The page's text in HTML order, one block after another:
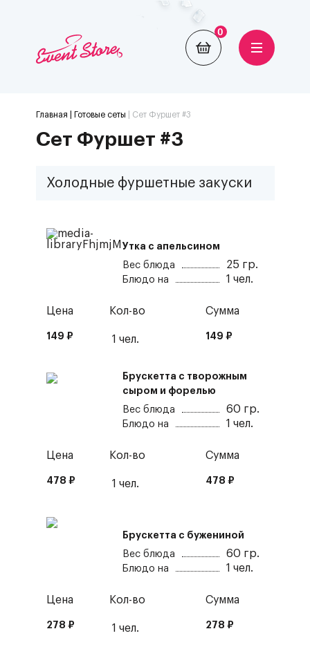
0
Главная | Готовые сеты Cет Фуршет #3
Cет Фуршет #3
Холодные фуршетные закуски
Утка с апельсином
Вес блюда
25 гр.
Блюдо на 1 чел.
Цена
149 ₽
Кол-во
1 чел.
Сумма
149 ₽
Брускетта с творожным
сыром и форелью
Вес блюда
60 гр.
Блюдо на 1 чел.
Цена
478 ₽
Кол-во
1 чел.
Сумма
478 ₽
Брускетта с бужениной
Вес блюда
60 гр.
Блюдо на 1 чел.
Цена
278 ₽
Кол-во
1 чел.
Сумма
278 ₽